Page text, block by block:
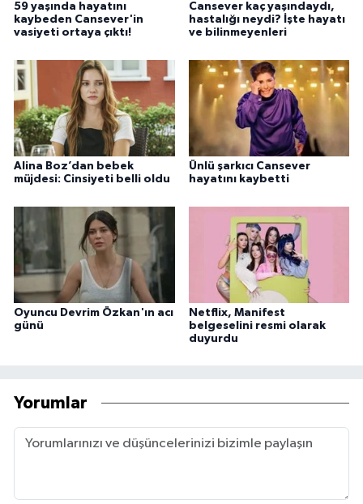
59 yaşında hayatını
kaybeden Cansever'in
vasiyeti ortaya çıktı!
Cansever kaç yaşındaydı,
hastalığı neydi? İşte hayatı
ve bilinmeyenleri
Alina Boz’dan bebek
müjdesi: Cinsiyeti belli oldu
Ünlü şarkıcı Cansever
hayatını kaybetti
Oyuncu Devrim Özkan'ın acı
günü
Netflix, Manifest
belgeselini resmi olarak
duyurdu
Yorumlar